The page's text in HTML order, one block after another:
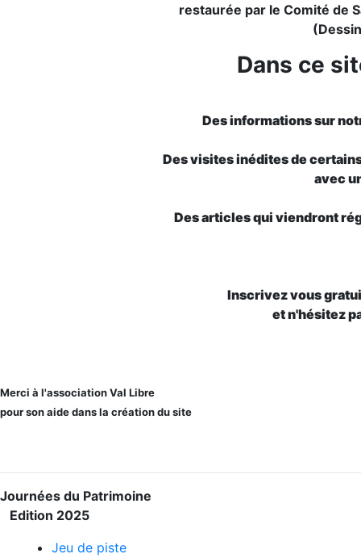
restaurée par le Comité de
Dans ce
Des informations sur
Des visites inédites de
avec
Des articles qui viendront
Inscrivez vous
et n'hésitez
Merci à l'association Val Libre
pour son aide dans la création du site
Journées du Patrimoine
Edition 2025
Jeu de piste